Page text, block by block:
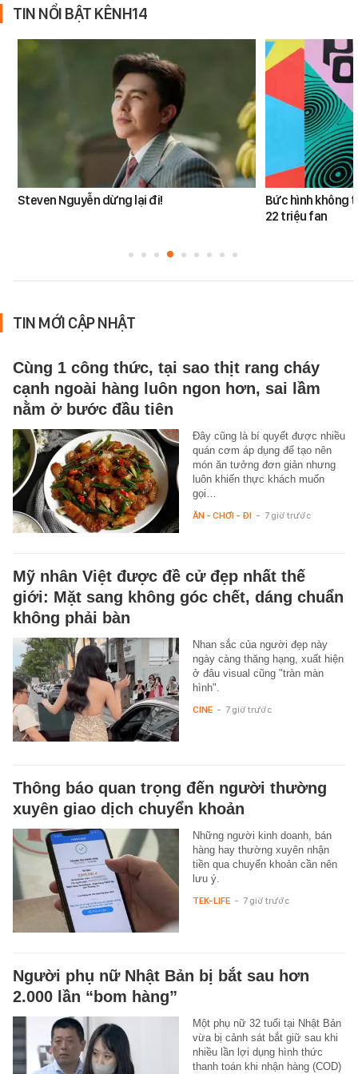
TIN NỔI BẬT KÊNH14
Steven Nguyễn dừng lại đi!
Bức hình không
22 triệu fan
TIN MỚI CẬP NHẬT
Cùng 1 công thức, tại sao thịt rang cháy
cạnh ngoài hàng luôn ngon hơn, sai lầm
nằm ở bước đầu tiên
Đây cũng là bí quyết được nhiều
quán cơm áp dụng để tạo nên
món ăn tưởng đơn giản nhưng
luôn khiến thực khách muốn
gọi…
ĂN - CHƠI - ĐI - 7 giờ trước
Mỹ nhân Việt được đề cử đẹp nhất thế
giới: Mặt sang không góc chết, dáng chuẩn
không phải bàn
Nhan sắc của người đẹp này
ngày càng thăng hạng, xuất hiện
ở đâu visual cũng "tràn màn
hình".
CINE - 7 giờ trước
Thông báo quan trọng đến người thường
xuyên giao dịch chuyển khoản
Những người kinh doanh, bán
hàng hay thường xuyên nhận
tiền qua chuyển khoản cần nên
lưu ý.
TEK-LIFE - 7 giờ trước
Người phụ nữ Nhật Bản bị bắt sau hơn
2.000 lần “bom hàng”
Một phụ nữ 32 tuổi tại Nhật Bản
vừa bị cảnh sát bắt giữ sau khi
nhiều lần lợi dụng hình thức
thanh toán khi nhận hàng (COD)